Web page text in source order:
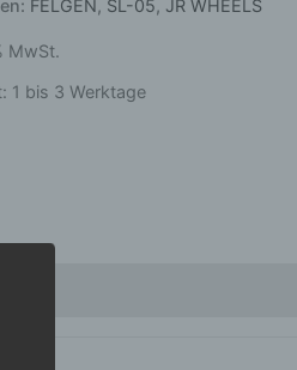
FELGEN, SL-05, JR WHEELS
MwSt.
1 bis 3 Werktage